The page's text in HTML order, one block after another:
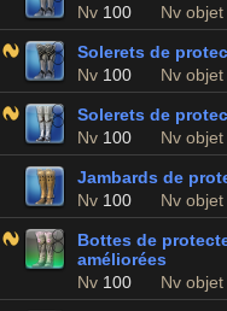
Nv 100 Nv objet
Solerets de
Nv 100 Nv objet
Solerets de
Nv 100 Nv objet
Jambards de
Nv 100 Nv objet
Bottes de
améliorées
Nv 100 Nv objet